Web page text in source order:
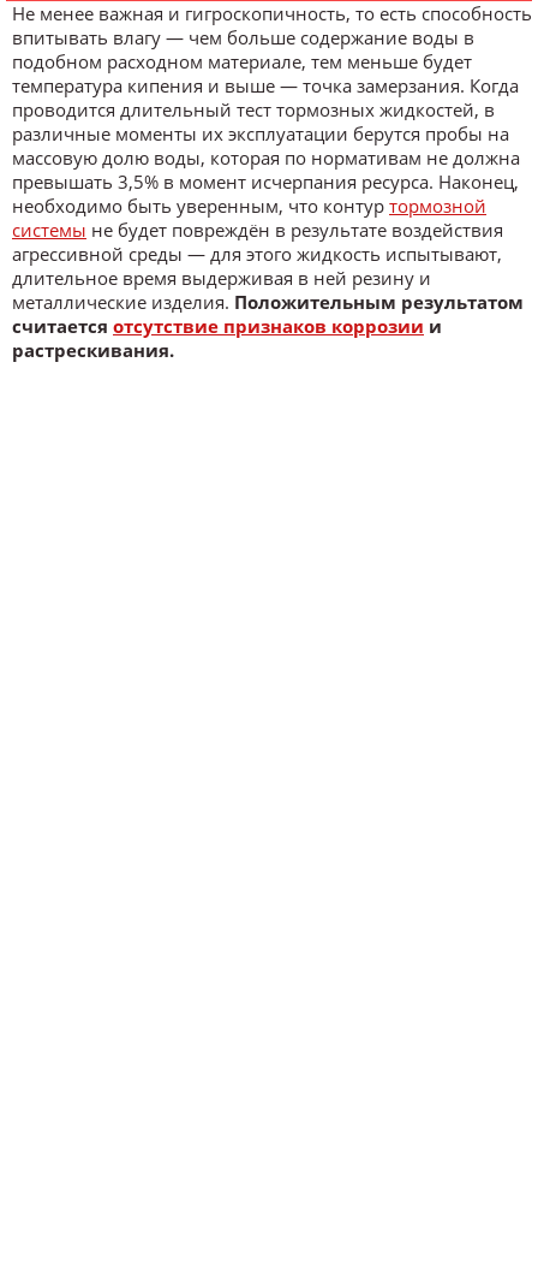
Не менее важная и гигроскопичность, то есть способность
впитывать влагу — чем больше содержание воды в
подобном расходном материале, тем меньше будет
температура кипения и выше — точка замерзания. Когда
проводится длительный тест тормозных жидкостей, в
различные моменты их эксплуатации берутся пробы на
массовую долю воды, которая по нормативам не должна
превышать 3,5% в момент исчерпания ресурса. Наконец,
необходимо быть уверенным, что контур тормозной
системы не будет повреждён в результате воздействия
агрессивной среды — для этого жидкость испытывают,
длительное время выдерживая в ней резину и
металлические изделия. Положительным результатом
считается отсутствие признаков коррозии и
растрескивания.